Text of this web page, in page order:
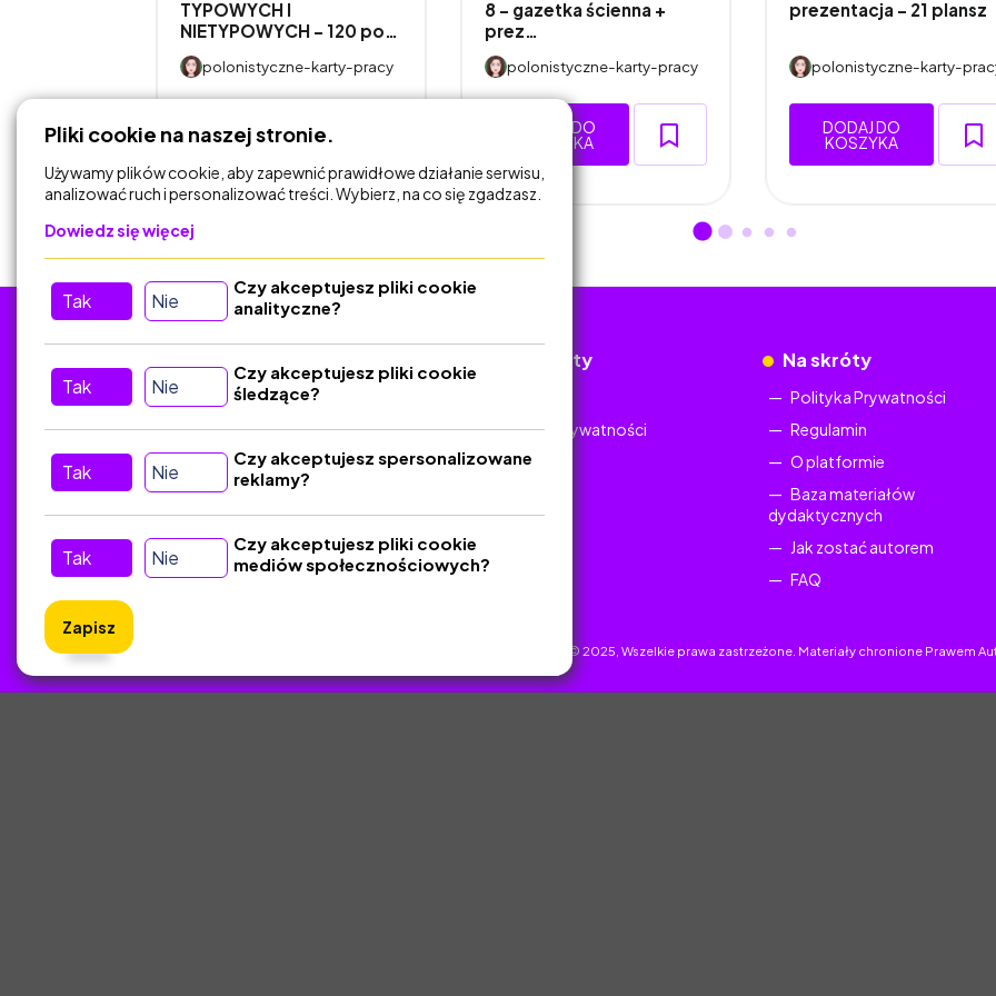
TYPOWYCH I
NIETYPOWYCH – 120 po…
polonistyczne-karty-pracy
DODAJ DO
KOSZYKA
8 – gazetka ścienna +
prez…
polonistyczne-karty-pracy
DODAJ DO
KOSZYKA
prezentacja - 21 plansz
polonistyczne-karty-
DODAJ DO
KOSZYKA
Kontakt
Dokumenty
Polityka Prywatności
Na skróty
Polityka Prywatności
Regulamin
O platformie
Baza materiałów
dydaktycznych
Jak zostać autorem
FAQ
ZlotyNauczyciel.pl © 2025, Wszelkie prawa zastrzeżone. Materiały chronione Prawem
Pliki cookie na naszej stronie.
Używamy plików cookie, aby zapewnić prawidłowe działanie serwisu,
analizować ruch i personalizować treści. Wybierz, na co się zgadzasz.
Dowiedz się więcej
Tak Nie
Czy akceptujesz pliki cookie
analityczne?
Tak Nie
Czy akceptujesz pliki cookie
śledzące?
Tak Nie
Czy akceptujesz spersonalizowane
reklamy?
Tak Nie
Czy akceptujesz pliki cookie
mediów społecznościowych?
Zapisz